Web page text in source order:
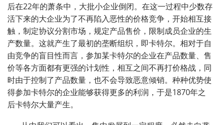
后在22年的萧条中，大批小企业倒闭。在这一过程中少数存
活下来的大企业为了不再陷入恶性的价格竞争，开始相互接
触，制定协议分割市场，规定产品售价，限制成员企业的生
产数量。这就产生了最初的垄断组织，即卡特尔。相对于自
由竞争的盲目性而言，参加某卡特尔的企业在产品数量、售
价等各方面都有更强的计划性，相互之间不再打价格战，同
时由于控制了产品数量，也不会导致恶意倾销。种种优势使
得参加卡特尔的企业能够获得更多的利润，于是1870年之
后卡特尔大量产生。